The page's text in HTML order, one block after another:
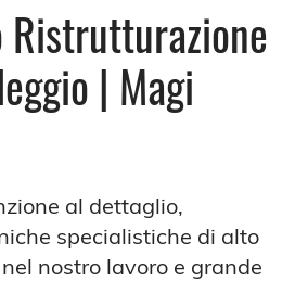
Ristrutturazione
| Magi
al dettaglio,
specialistiche di alto
nostro lavoro e grande